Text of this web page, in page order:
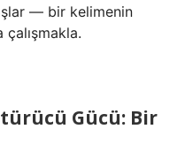
— bir kelimenin
Gücü: Bir